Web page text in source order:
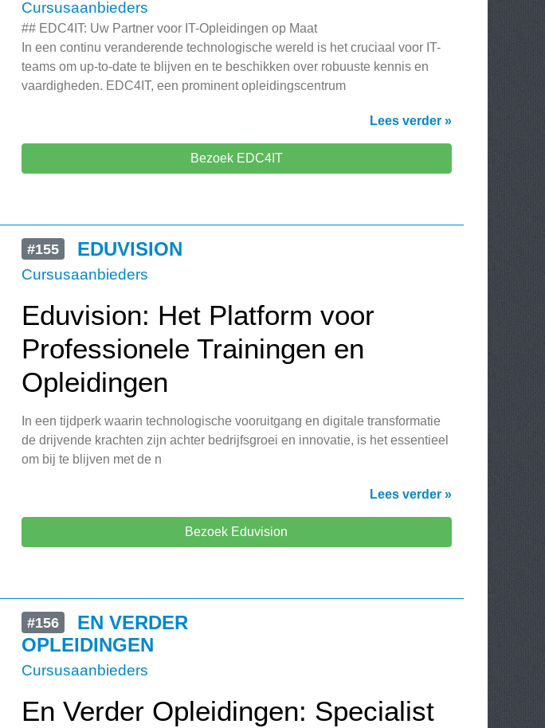
Cursusaanbieders
## EDC4IT: Uw Partner voor IT-Opleidingen op Maat
In een continu veranderende technologische wereld is het cruciaal voor IT-
teams om up-to-date te blijven en te beschikken over robuuste kennis en
vaardigheden. EDC4IT, een prominent opleidingscentrum
Lees verder »
Bezoek EDC4IT
#155 EDUVISION
Cursusaanbieders
Eduvision: Het Platform voor
Professionele Trainingen en
Opleidingen
In een tijdperk waarin technologische vooruitgang en digitale transformatie
de drijvende krachten zijn achter bedrijfsgroei en innovatie, is het essentieel
om bij te blijven met de n
Lees verder »
Bezoek Eduvision
#156
EN VERDER
OPLEIDINGEN
Cursusaanbieders
En Verder Opleidingen: Specialist